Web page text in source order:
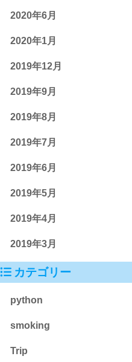
2020年6月
2020年1月
2019年12月
2019年9月
2019年8月
2019年7月
2019年6月
2019年5月
2019年4月
2019年3月
カテゴリー
python
smoking
Trip